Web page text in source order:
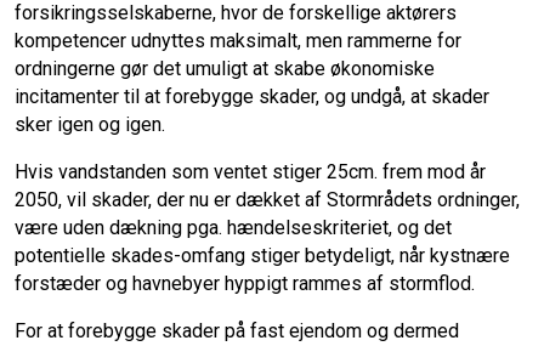
o
k
I
n
forsikringsselskaberne, hvor de forskellige aktørers
kompetencer udnyttes maksimalt, men rammerne for
ordningerne gør det umuligt at skabe økonomiske
incitamenter til at forebygge skader, og undgå, at skader
sker igen og igen.
Hvis vandstanden som ventet stiger 25cm. frem mod år
2050, vil skader, der nu er dækket af Stormrådets ordninger,
være uden dækning pga. hændelseskriteriet, og det
potentielle skades-omfang stiger betydeligt, når kystnære
forstæder og havnebyer hyppigt rammes af stormflod.
For at forebygge skader på fast ejendom og dermed